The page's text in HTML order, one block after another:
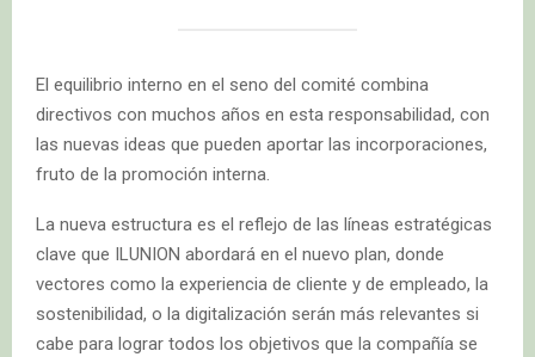
El equilibrio interno en el seno del comité combina
directivos con muchos años en esta responsabilidad, con
las nuevas ideas que pueden aportar las incorporaciones,
fruto de la promoción interna.
La nueva estructura es el reflejo de las líneas estratégicas
clave que ILUNION abordará en el nuevo plan, donde
vectores como la experiencia de cliente y de empleado, la
sostenibilidad, o la digitalización serán más relevantes si
cabe para lograr todos los objetivos que la compañía se